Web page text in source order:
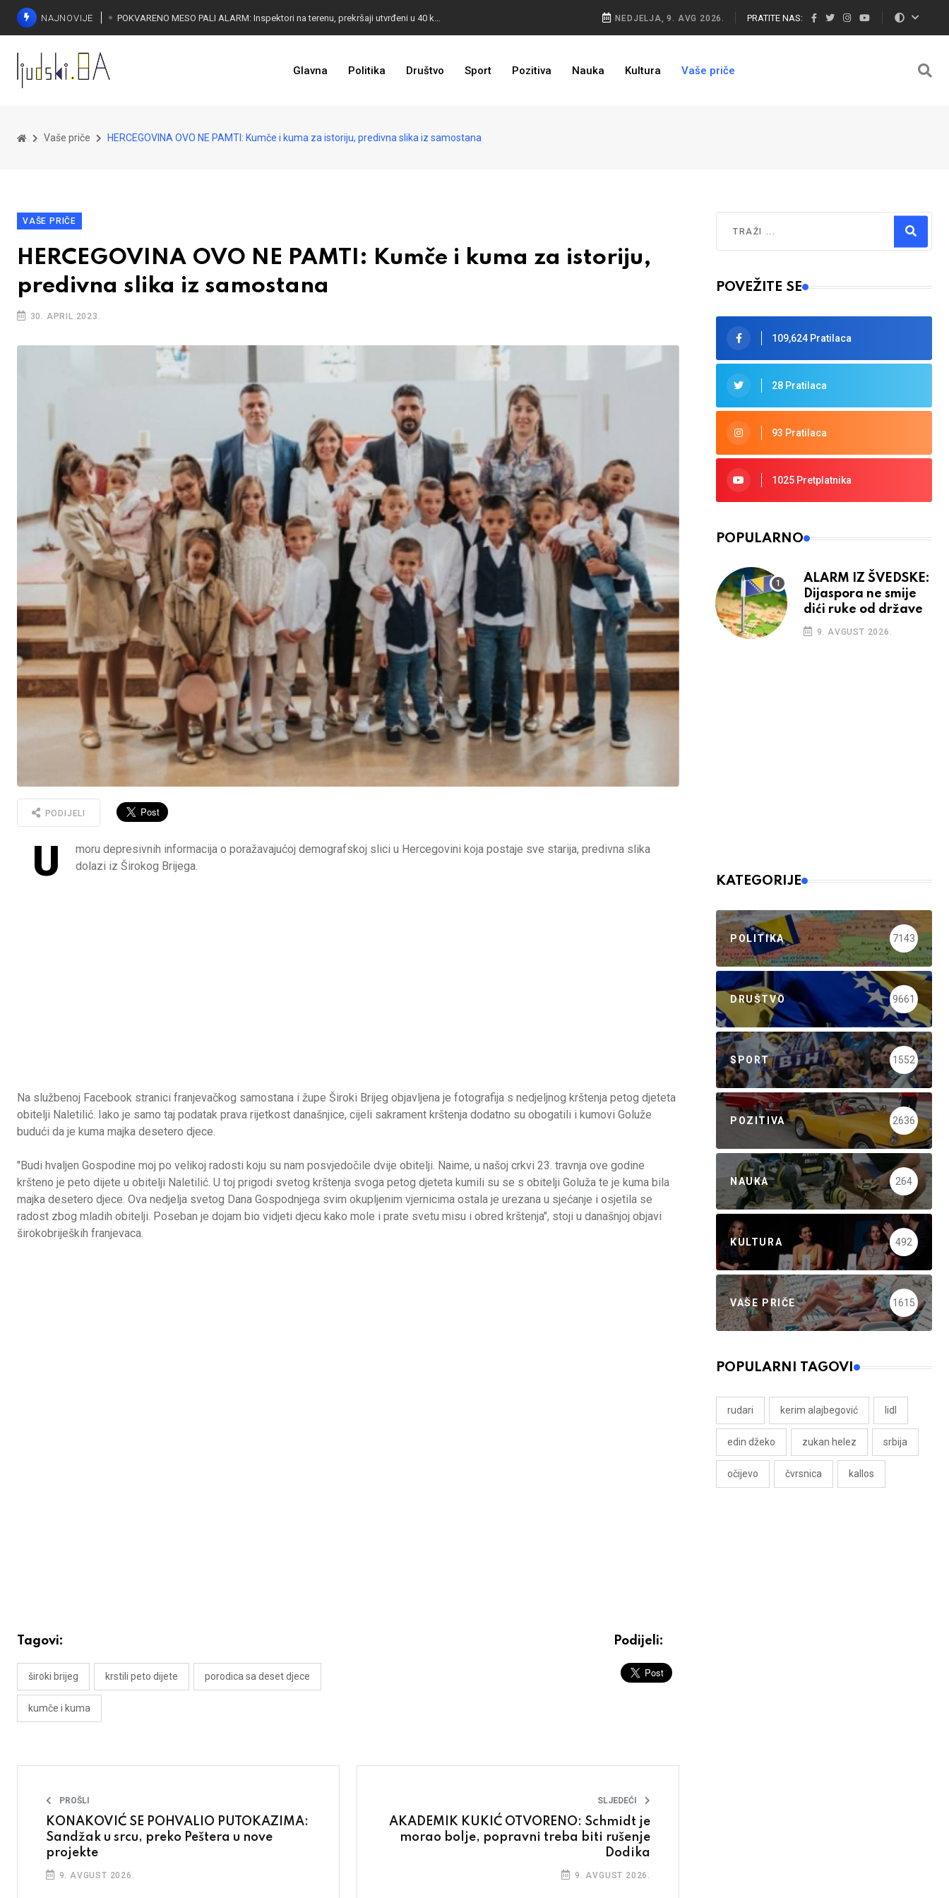
NAJNOVIJE NEDJELJA, 9. AVG 2026. PRATITE NAS:
Glavna Politika Društvo Sport Pozitiva Nauka Kultura Vaše priče
Vaše priče HERCEGOVINA OVO NE PAMTI: Kumče i kuma za istoriju, predivna slika iz samostana
VAŠE PRIČE
HERCEGOVINA OVO NE PAMTI: Kumče i kuma za istoriju,
predivna slika iz samostana
30. APRIL 2023.
PODIJELI
U
moru depresivnih informacija o poražavajućoj demografskoj slici u Hercegovini koja postaje sve starija, predivna slika
dolazi iz Širokog Brijega.
Na službenoj Facebook stranici franjevačkog samostana i župe Široki Brijeg objavljena je fotografija s nedjeljnog krštenja petog djeteta
obitelji Naletilić. Iako je samo taj podatak prava rijetkost današnjice, cijeli sakrament krštenja dodatno su obogatili i kumovi Goluže
budući da je kuma majka desetero djece.
"Budi hvaljen Gospodine moj po velikoj radosti koju su nam posvjedočile dvije obitelji. Naime, u našoj crkvi 23. travnja ove godine
kršteno je peto dijete u obitelji Naletilić. U toj prigodi svetog krštenja svoga petog djeteta kumili su se s obitelji Goluža te je kuma bila
majka desetero djece. Ova nedjelja svetog Dana Gospodnjega svim okupljenim vjernicima ostala je urezana u sjećanje i osjetila se
radost zbog mladih obitelji. Poseban je dojam bio vidjeti djecu kako mole i prate svetu misu i obred krštenja", stoji u današnjoj objavi
širokobrijeških franjevaca.
Tagovi:
široki brijeg krstili peto dijete porodica sa deset djece
kumče i kuma
Podijeli:
PROŠLI
KONAKOVIĆ SE POHVALIO PUTOKAZIMA:
Sandžak u srcu, preko Peštera u nove
projekte
9. AVGUST 2026.
SLJEDEĆI
AKADEMIK KUKIĆ OTVORENO: Schmidt je
morao bolje, popravni treba biti rušenje
Dodika
9. AVGUST 2026.
Type 2 or more characters for results.
POVEŽITE SE
109,624 Pratilaca
28 Pratilaca
93 Pratilaca
1025 Pretplatnika
POPULARNO
ALARM IZ ŠVEDSKE:
Dijaspora ne smije
dići ruke od države
9. AVGUST 2026.
KATEGORIJE
POLITIKA 7143
DRUŠTVO 9661
SPORT 1552
POZITIVA 2636
NAUKA 264
KULTURA 492
VAŠE PRIČE 1615
POPULARNI TAGOVI
rudari kerim alajbegović lidl
edin džeko zukan helez srbija
očijevo čvrsnica kallos